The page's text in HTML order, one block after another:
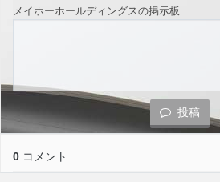
メイホーホールディングスの掲示板
投稿
0 コメント